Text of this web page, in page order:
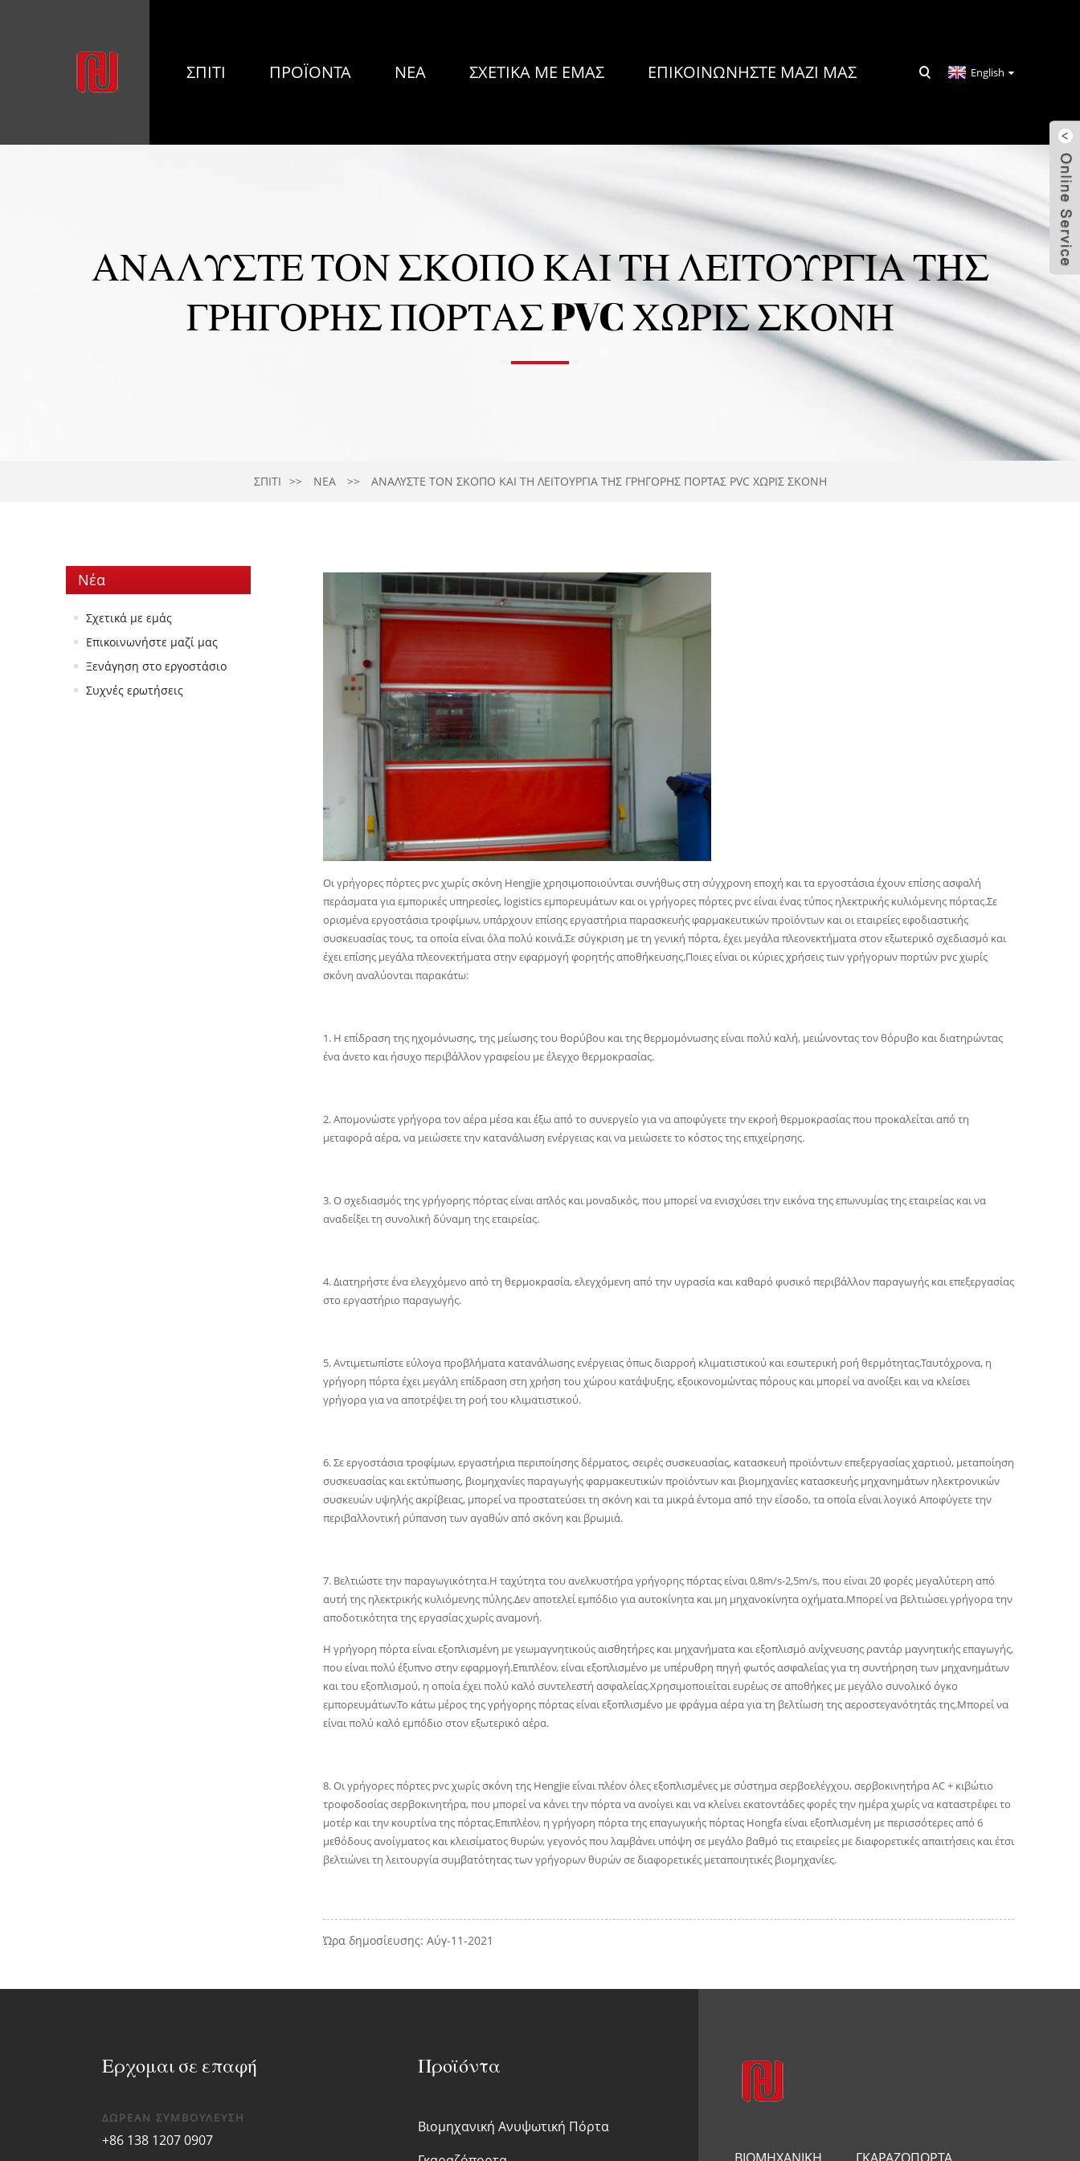
ΣΠΊΤΙ ΠΡΟΪΌΝΤΑ ΝΈΑ ΣΧΕΤΙΚΆ ΜΕ ΕΜΆΣ ΕΠΙΚΟΙΝΩΝΉΣΤΕ ΜΑΖΊ ΜΑΣ English
ΑΝΑΛΎΣΤΕ ΤΟΝ ΣΚΟΠΌ ΚΑΙ ΤΗ ΛΕΙΤΟΥΡΓΊΑ ΤΗΣ
ΓΡΉΓΟΡΗΣ ΠΌΡΤΑΣ PVC ΧΩΡΊΣ ΣΚΌΝΗ
ΣΠΊΤΙ ΝΈΑ ΑΝΑΛΎΣΤΕ ΤΟΝ ΣΚΟΠΌ ΚΑΙ ΤΗ ΛΕΙΤΟΥΡΓΊΑ ΤΗΣ ΓΡΉΓΟΡΗΣ ΠΌΡΤΑΣ PVC ΧΩΡΊΣ ΣΚΌΝΗ
Νέα
Σχετικά με εμάς
Επικοινωνήστε μαζί μας
Ξενάγηση στο εργοστάσιο
Συχνές ερωτήσεις
Οι γρήγορες πόρτες pvc χωρίς σκόνη Hengjie χρησιμοποιούνται συνήθως στη σύγχρονη εποχή και τα εργοστάσια έχουν επίσης ασφαλή
περάσματα για εμπορικές υπηρεσίες, logistics εμπορευμάτων και οι γρήγορες πόρτες pvc είναι ένας τύπος ηλεκτρικής κυλιόμενης πόρτας.Σε
ορισμένα εργοστάσια τροφίμων, υπάρχουν επίσης εργαστήρια παρασκευής φαρμακευτικών προϊόντων και οι εταιρείες εφοδιαστικής
συσκευασίας τους, τα οποία είναι όλα πολύ κοινά.Σε σύγκριση με τη γενική πόρτα, έχει μεγάλα πλεονεκτήματα στον εξωτερικό σχεδιασμό και
έχει επίσης μεγάλα πλεονεκτήματα στην εφαρμογή φορητής αποθήκευσης.Ποιες είναι οι κύριες χρήσεις των γρήγορων πορτών pvc χωρίς
σκόνη αναλύονται παρακάτω:
1. Η επίδραση της ηχομόνωσης, της μείωσης του θορύβου και της θερμομόνωσης είναι πολύ καλή, μειώνοντας τον θόρυβο και διατηρώντας
ένα άνετο και ήσυχο περιβάλλον γραφείου με έλεγχο θερμοκρασίας.
2. Απομονώστε γρήγορα τον αέρα μέσα και έξω από το συνεργείο για να αποφύγετε την εκροή θερμοκρασίας που προκαλείται από τη
μεταφορά αέρα, να μειώσετε την κατανάλωση ενέργειας και να μειώσετε το κόστος της επιχείρησης.
3. Ο σχεδιασμός της γρήγορης πόρτας είναι απλός και μοναδικός, που μπορεί να ενισχύσει την εικόνα της επωνυμίας της εταιρείας και να
αναδείξει τη συνολική δύναμη της εταιρείας.
4. Διατηρήστε ένα ελεγχόμενο από τη θερμοκρασία, ελεγχόμενη από την υγρασία και καθαρό φυσικό περιβάλλον παραγωγής και επεξεργασίας
στο εργαστήριο παραγωγής.
5. Αντιμετωπίστε εύλογα προβλήματα κατανάλωσης ενέργειας όπως διαρροή κλιματιστικού και εσωτερική ροή θερμότητας.Ταυτόχρονα, η
γρήγορη πόρτα έχει μεγάλη επίδραση στη χρήση του χώρου κατάψυξης, εξοικονομώντας πόρους και μπορεί να ανοίξει και να κλείσει
γρήγορα για να αποτρέψει τη ροή του κλιματιστικού.
6. Σε εργοστάσια τροφίμων, εργαστήρια περιποίησης δέρματος, σειρές συσκευασίας, κατασκευή προϊόντων επεξεργασίας χαρτιού, μεταποίηση
συσκευασίας και εκτύπωσης, βιομηχανίες παραγωγής φαρμακευτικών προϊόντων και βιομηχανίες κατασκευής μηχανημάτων ηλεκτρονικών
συσκευών υψηλής ακρίβειας, μπορεί να προστατεύσει τη σκόνη και τα μικρά έντομα από την είσοδο, τα οποία είναι λογικό Αποφύγετε την
περιβαλλοντική ρύπανση των αγαθών από σκόνη και βρωμιά.
7. Βελτιώστε την παραγωγικότητα.Η ταχύτητα του ανελκυστήρα γρήγορης πόρτας είναι 0,8m/s-2,5m/s, που είναι 20 φορές μεγαλύτερη από
αυτή της ηλεκτρικής κυλιόμενης πύλης.Δεν αποτελεί εμπόδιο για αυτοκίνητα και μη μηχανοκίνητα οχήματα.Μπορεί να βελτιώσει γρήγορα την
αποδοτικότητα της εργασίας χωρίς αναμονή.
Η γρήγορη πόρτα είναι εξοπλισμένη με γεωμαγνητικούς αισθητήρες και μηχανήματα και εξοπλισμό ανίχνευσης ραντάρ μαγνητικής επαγωγής,
που είναι πολύ έξυπνο στην εφαρμογή.Επιπλέον, είναι εξοπλισμένο με υπέρυθρη πηγή φωτός ασφαλείας για τη συντήρηση των μηχανημάτων
και του εξοπλισμού, η οποία έχει πολύ καλό συντελεστή ασφαλείας.Χρησιμοποιείται ευρέως σε αποθήκες με μεγάλο συνολικό όγκο
εμπορευμάτων.Το κάτω μέρος της γρήγορης πόρτας είναι εξοπλισμένο με φράγμα αέρα για τη βελτίωση της αεροστεγανότητάς της.Μπορεί να
είναι πολύ καλό εμπόδιο στον εξωτερικό αέρα.
8. Οι γρήγορες πόρτες pvc χωρίς σκόνη της Hengjie είναι πλέον όλες εξοπλισμένες με σύστημα σερβοελέγχου, σερβοκινητήρα AC + κιβώτιο
τροφοδοσίας σερβοκινητήρα, που μπορεί να κάνει την πόρτα να ανοίγει και να κλείνει εκατοντάδες φορές την ημέρα χωρίς να καταστρέφει το
μοτέρ και την κουρτίνα της πόρτας.Επιπλέον, η γρήγορη πόρτα της επαγωγικής πόρτας Hongfa είναι εξοπλισμένη με περισσότερες από 6
μεθόδους ανοίγματος και κλεισίματος θυρών, γεγονός που λαμβάνει υπόψη σε μεγάλο βαθμό τις εταιρείες με διαφορετικές απαιτήσεις και έτσι
βελτιώνει τη λειτουργία συμβατότητας των γρήγορων θυρών σε διαφορετικές μεταποιητικές βιομηχανίες.
Ώρα δημοσίευσης: Αύγ-11-2021
Ερχομαι σε επαφή
ΔΩΡΕΑΝ ΣΥΜΒΟΥΛΕΥΣΗ
+86 138 1207 0907
Προϊόντα
Βιομηχανική Ανυψωτική Πόρτα